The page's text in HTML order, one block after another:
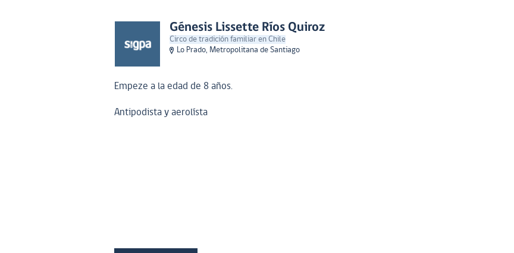
Génesis Lissette Ríos Quiroz
Circo de tradición familiar en Chile
Lo Prado, Metropolitana de Santiago
Empeze a la edad de 8 años.
Antipodista y aerolísta